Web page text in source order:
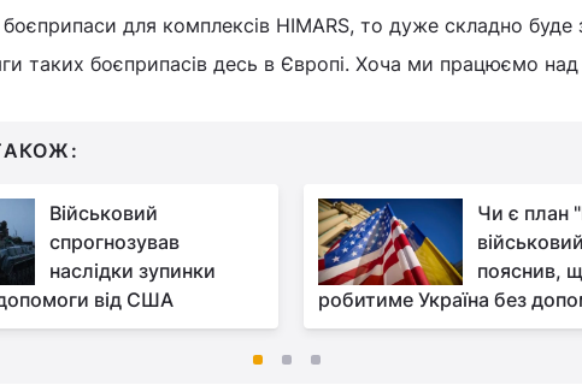
для комплексів HIMARS, то дуже складно буде
таких боєприпасів десь в Європі. Хоча ми працюємо
Військовий
спрогнозував
наслідки зупинки
допомоги від США
Чи є план
пояснив,
робитиме Україна без